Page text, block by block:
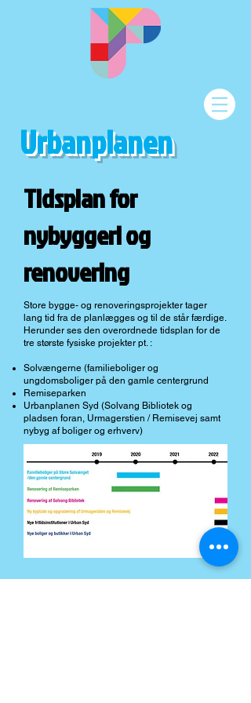
Urbanplanen
Tidsplan for
nybyggeri og
renovering
Store bygge- og renoveringsprojekter tager
lang tid fra de planlægges og til de står færdige.
Herunder ses den overordnede tidsplan for de
tre største fysiske projekter pt. :
Solvængerne (familieboliger og
ungdomsboliger på den gamle centergrund
Remiseparken
Urbanplanen Syd (Solvang Bibliotek og
pladsen foran, Urmagerstien / Remisevej samt
nybyg af boliger og erhverv)